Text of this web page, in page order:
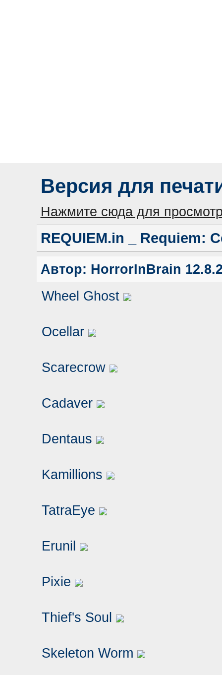
Версия для
Нажмите сюда для
REQUIEM.in _ Requiem:
Автор: HorrorInBrain
Wheel Ghost
Ocellar
Scarecrow
Cadaver
Dentaus
Kamillions
TatraEye
Erunil
Pixie
Thief's Soul
Skeleton Worm